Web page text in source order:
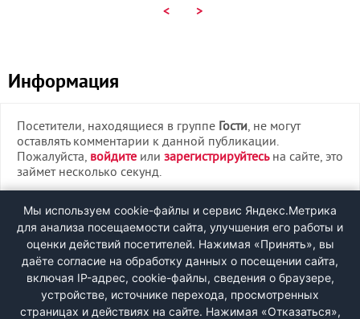
< >
Информация
Посетители, находящиеся в группе Гости, не могут
оставлять комментарии к данной публикации.
Пожалуйста, войдите или зарегистрируйтесьна сайте, это
займет несколько секунд.
ВХОД
РЕГИСТРАЦИЯ
Быстрая регистрациячерез соцсети:
Мы используем cookie-файлы и сервис Яндекс.Метрика
для анализа посещаемости сайта, улучшения его работы и
оценки действий посетителей. Нажимая «Принять», вы
даёте согласие на обработку данных о посещении сайта,
включая IP-адрес, cookie-файлы, сведения о браузере,
устройстве, источнике перехода, просмотренных
страницах и действиях на сайте. Нажимая «Отказаться»,